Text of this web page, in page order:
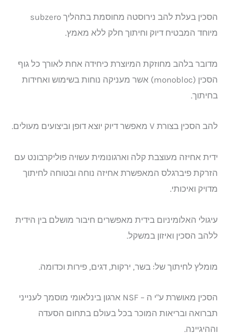
הסכין בעלת להב נירוסטה מחוסמת בתהליך subzero
מיוחד המבטיח דיוק וחיתוך חלק ללא מאמץ.
מדובר בלהב מחוזקת המיוצרת כיחידה אחת לאורך כל גוף
הסכין (monobloc) אשר מעניקה נוחות בשימוש ואחידות
בחיתוך.
להב הסכין בצורת V מאפשר דיוק יוצא דופן וביצועים מעולים.
ידית אחיזה מעוצבת קלה וארגונומית עשויה פוליקרבונט עם
הזרקת פיברגלס המאפשרת אחיזה נוחה ובטוחה לחיתוך
מדויק ואיכותי.
עיגולי האלומיניום בידית מאפשרים חיבור מושלם בין הידית
ללהב הסכין ואיזון במשקל.
מומלץ לחיתוך של: בשר, ירקות, דגים, פירות וכדומה.
הסכין מאושרת ע"י ה – NSF ארגון בינלאומי מוסמך לענייני
תברואה ובריאות המוכר בכל בעולם בתחום הסעדה
וההיגיינה.